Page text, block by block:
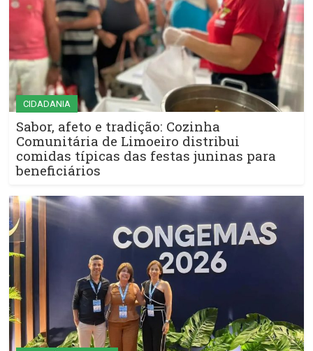
CIDADANIA
Sabor, afeto e tradição: Cozinha
Comunitária de Limoeiro distribui
comidas típicas das festas juninas para
beneficiários